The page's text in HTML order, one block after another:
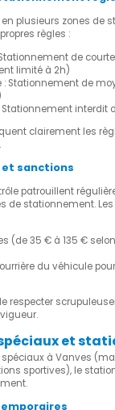
plusieurs zones de
règles :
de
limité à 2h)
: Stationnement de
Stationnement interdit
clairement les
sanctions
patrouillent
de stationnement.
(de 35 € à 135 €
du véhicule
respecter
et
à Vanves
sportives), le